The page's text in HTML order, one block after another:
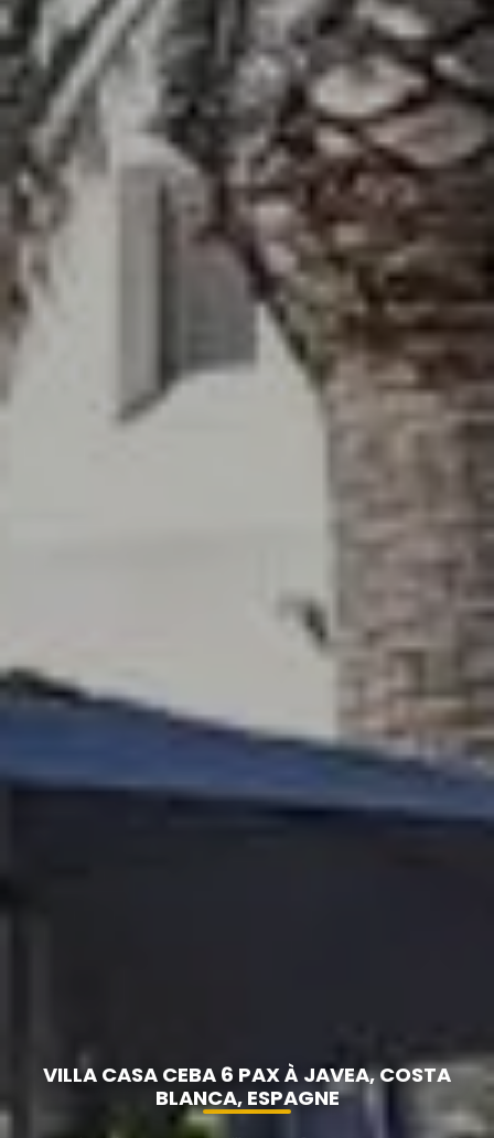
VILLA CASA CEBA 6 PAX À JAVEA, COSTA
BLANCA, ESPAGNE